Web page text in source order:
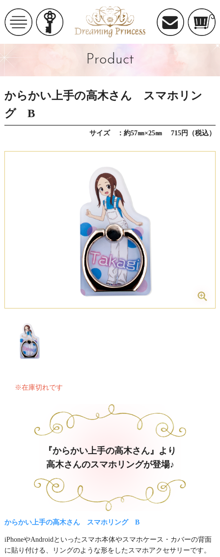
Product
からかい上手の高木さん スマホリン
グ B
サイズ ：約57㎜×25㎜ 715円（税込）
※在庫切れです
『からかい上手の高木さん』より
高木さんのスマホリングが登場♪
からかい上手の高木さん スマホリング B
iPhoneやAndroidといったスマホ本体やスマホケース・カバーの背面
に貼り付ける、リングのような形をしたスマホアクセサリーです。